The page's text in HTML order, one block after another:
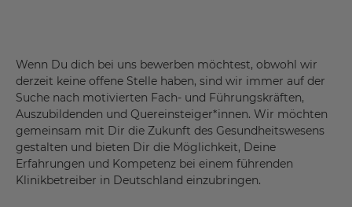
Wenn Du dich bei uns bewerben möchtest, obwohl wir
derzeit keine offene Stelle haben, sind wir immer auf der
Suche nach motivierten Fach- und Führungskräften,
Auszubildenden und Quereinsteiger*innen. Wir möchten
gemeinsam mit Dir die Zukunft des Gesundheitswesens
gestalten und bieten Dir die Möglichkeit, Deine
Erfahrungen und Kompetenz bei einem führenden
Klinikbetreiber in Deutschland einzubringen.